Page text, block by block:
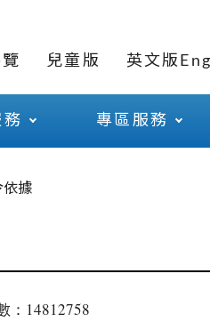
兒童版 英文版
專區服務
依據
：14812758